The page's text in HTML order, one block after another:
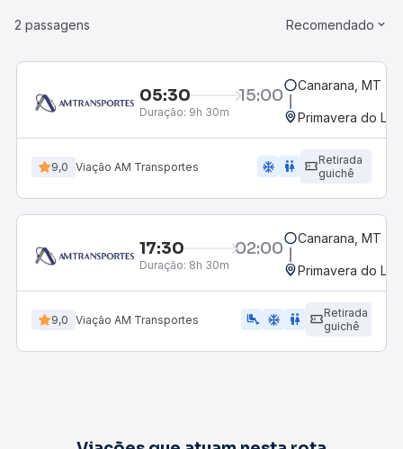
2 passagens Recomendado
05:30 15:00
Duração: 9h 30m
Canarana, MT -
Primavera do
9,0 Viação AM Transportes ac_unit wc
Retirada
guichê
17:30 02:00
Duração: 8h 30m
Canarana, MT -
Primavera do
9,0 Viação AM Transportes airline_seat_legroom_extra ac_unit wc
Retirada
guichê